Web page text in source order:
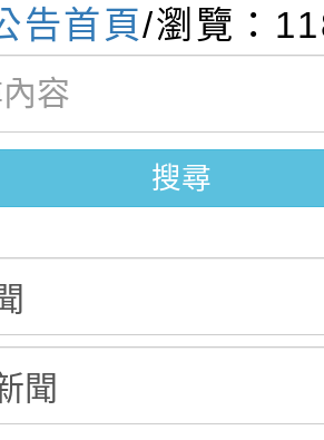
一案
實施要點」及修
桃園市115年度
文競賽』實施計
結果(第11招)】
第1學期第7次
結果(第3招)】
3招)
告首頁/瀏覽：
搜尋